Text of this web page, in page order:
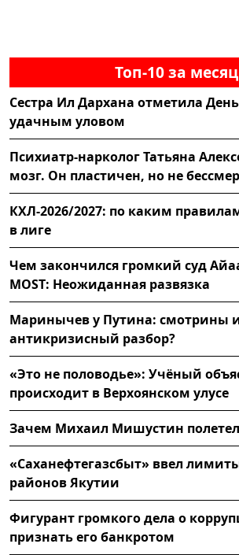
Топ-10 за месяц
Сестра Ил Дархана отметила
удачным уловом
Психиатр-нарколог Татьяна
мозг. Он пластичен, но не
КХЛ-2026/2027: по каким
в лиге
Чем закончился громкий суд
MOST: Неожиданная развязка
Маринычев у Путина: смотрины
антикризисный разбор?
«Это не половодье»: Учёный
происходит в Верхоянском улусе
Зачем Михаил Мишустин
«Саханефтегазсбыт» ввел
районов Якутии
Фигурант громкого дела о
признать его банкротом